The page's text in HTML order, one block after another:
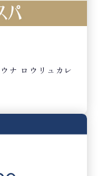
ナ ロウリュカレ